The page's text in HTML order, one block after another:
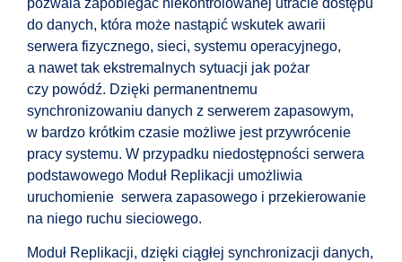
do danych, która może nastąpić wskutek awarii
serwera fizycznego, sieci, systemu operacyjnego,
a nawet tak ekstremalnych sytuacji jak pożar
czy powódź. Dzięki permanentnemu
synchronizowaniu danych z serwerem zapasowym,
w bardzo krótkim czasie możliwe jest przywrócenie
pracy systemu. W przypadku niedostępności serwera
podstawowego Moduł Replikacji umożliwia
uruchomienie serwera zapasowego i przekierowanie
na niego ruchu sieciowego.
Moduł Replikacji, dzięki ciągłej synchronizacji danych,